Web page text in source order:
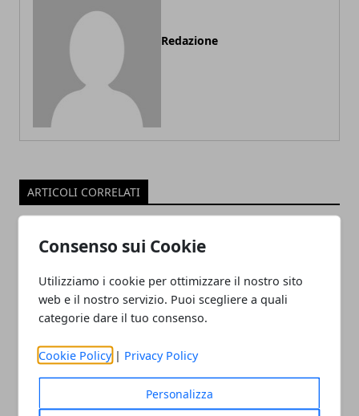
Consenso sui Cookie
Utilizziamo i cookie per ottimizzare il nostro sito
web e il nostro servizio. Puoi scegliere a quali
categorie dare il tuo consenso.
Cookie Policy | Privacy Policy
Personalizza
Redazione
ARTICOLI CORRELATI
Marijuana light sequestrata in Irpinia,
undici quintali distrutti sul posto